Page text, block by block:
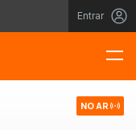
Entrar
NO AR